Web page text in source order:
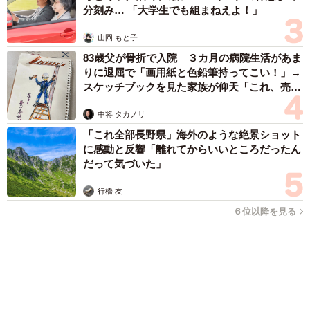
梨木 香奈
2026.08.06
髪をバッサリと切った飼い主が帰宅すると→愛犬たちの反応に
「ワンコ様でも戸惑うのね（笑）」「困り顔がかわいい」